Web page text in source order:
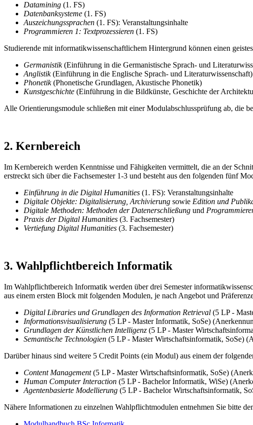
Datamining (1. FS)
Datenbanksysteme (1. FS)
Auszeichungssprachen (1. FS): Veranstaltungsinhalte
Programmieren 1: Textprozessieren (1. FS)
Studierende mit informatikwissenschaftlichem Hintergrund können einen
Germanistik(Einführung in die Germanistische Sprach- und
Anglistik(Einführung in die Englische Sprach- und Literaturwissenschaft)
Phonetik(Phonetische Grundlagen, Akustische Phonetik)
Kunstgeschichte (Einführung in die Bildkünste, Geschichte der
Alle Orientierungsmodule schließen mit einer Modulabschlussprüfung ab, die
2. Kernbereich
Im Kernbereich werden Kenntnisse und Fähigkeiten vermittelt, die an der
erstreckt sich über die Fachsemester 1-3 und besteht aus den folgenden fünf
Einführung in die Digital Humanities (1. FS): Veranstaltungsinhalte
Digitale Objekte: Digitalisierung, Archivierung sowie Edition und
Digitale Methoden: Methoden der Datenerschließung und
Praxis der Digital Humanities (3. Fachsemester)
Vertiefung Digital Humanities (3. Fachsemester)
3. Wahlpflichtbereich Informatik
Im Wahlpflichtbereich Informatik werden über drei Semester
aus einem ersten Block mit folgenden Modulen, je nach Angebot und
Digital Libraries und Grundlagen des Information Retrieval (5 LP -
Informationsvisualisierung (5 LP - Master Informatik, SoSe)
Grundlagen der Künstlichen Intelligenz (5 LP - Master
Semantische Technologien (5 LP - Master Wirtschaftsinformatik, SoSe)
Darüber hinaus sind weitere 5 Credit Points (ein Modul) aus einem der
Content Management(5 LP - Master Wirtschaftsinformatik, SoSe)
Human Computer Interaction (5 LP - Bachelor Informatik, WiSe)
Agentenbasierte Modellierung (5 LP - Bachelor Wirtschaftsinformatik,
Nähere Informationen zu einzelnen Wahlpflichtmodulen entnehmen Sie bitte